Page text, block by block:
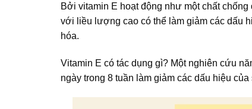
Bởi vitamin E hoạt động như một chất
với liều lượng cao có thể làm giảm các dấu
hóa.
Vitamin E có tác dụng gì? Một nghiên cứu
ngày trong 8 tuần làm giảm các dấu hiệu